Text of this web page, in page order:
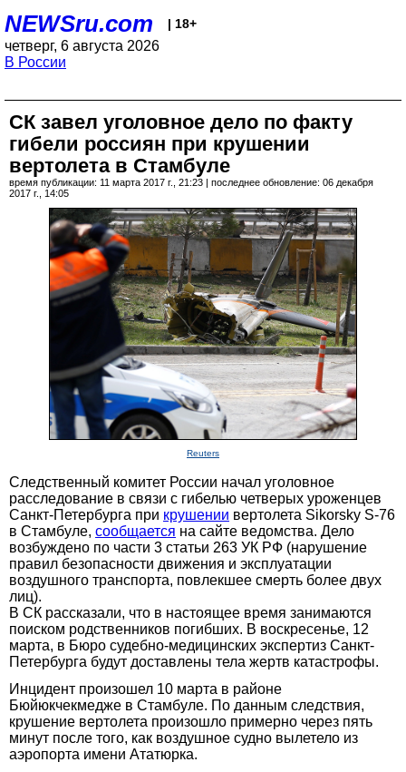
NEWSru.com | 18+
четверг, 6 августа 2026
В России
СК завел уголовное дело по факту
гибели россиян при крушении
вертолета в Стамбуле
время публикации: 11 марта 2017 г., 21:23 | последнее обновление: 06 декабря
2017 г., 14:05
Reuters
Следственный комитет России начал уголовное
расследование в связи с гибелью четверых уроженцев
Санкт-Петербурга при крушении вертолета Sikorsky S-76
в Стамбуле, сообщается на сайте ведомства. Дело
возбуждено по части 3 статьи 263 УК РФ (нарушение
правил безопасности движения и эксплуатации
воздушного транспорта, повлекшее смерть более двух
лиц).
В СК рассказали, что в настоящее время занимаются
поиском родственников погибших. В воскресенье, 12
марта, в Бюро судебно-медицинских экспертиз Санкт-
Петербурга будут доставлены тела жертв катастрофы.
Инцидент произошел 10 марта в районе
Бюйюкчекмедже в Стамбуле. По данным следствия,
крушение вертолета произошло примерно через пять
минут после того, как воздушное судно вылетело из
аэропорта имени Ататюрка.